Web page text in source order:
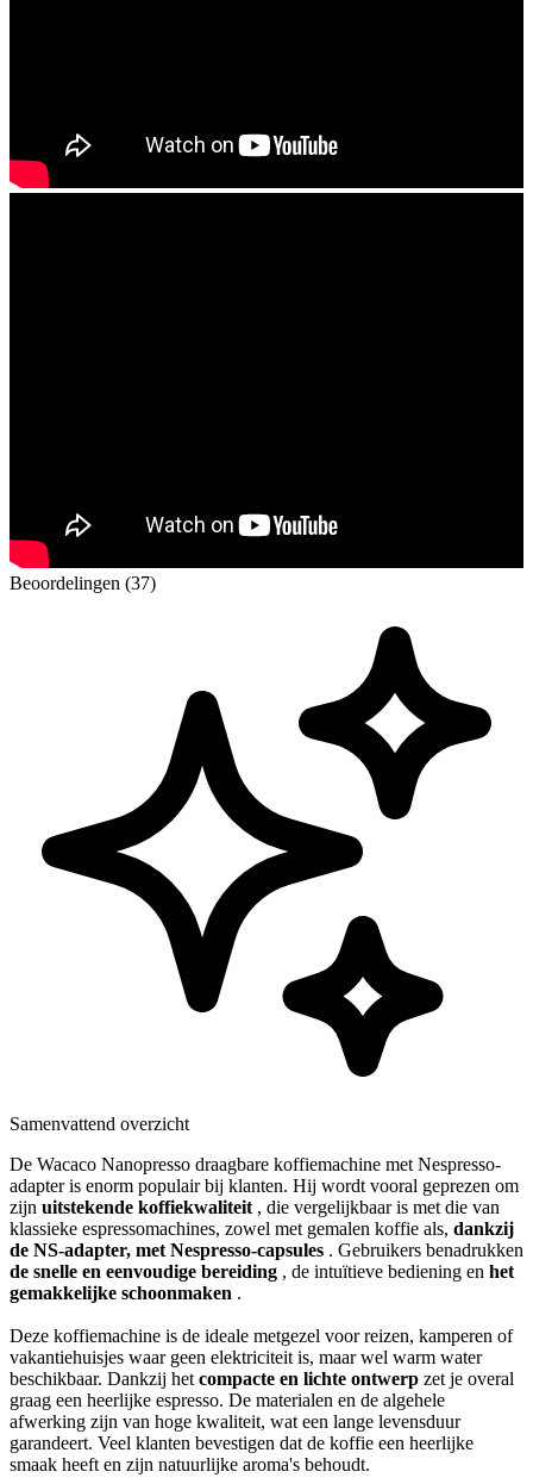
Beoordelingen (37)
Samenvattend overzicht
De Wacaco Nanopresso draagbare koffiemachine met Nespresso-
adapter is enorm populair bij klanten. Hij wordt vooral geprezen om
zijn uitstekende koffiekwaliteit , die vergelijkbaar is met die van
klassieke espressomachines, zowel met gemalen koffie als, dankzij
de NS-adapter, met Nespresso-capsules . Gebruikers benadrukken
de snelle en eenvoudige bereiding , de intuïtieve bediening en het
gemakkelijke schoonmaken .
Deze koffiemachine is de ideale metgezel voor reizen, kamperen of
vakantiehuisjes waar geen elektriciteit is, maar wel warm water
beschikbaar. Dankzij het compacte en lichte ontwerp zet je overal
graag een heerlijke espresso. De materialen en de algehele
afwerking zijn van hoge kwaliteit, wat een lange levensduur
garandeert. Veel klanten bevestigen dat de koffie een heerlijke
smaak heeft en zijn natuurlijke aroma's behoudt.